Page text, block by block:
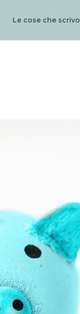
Le cose che scrivo